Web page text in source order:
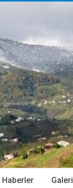
Haberler Galeri